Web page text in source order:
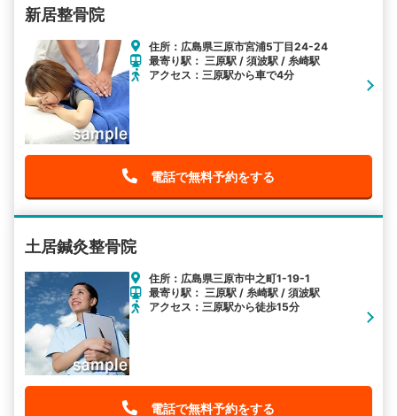
新居整骨院
住所：広島県三原市宮浦5丁目24-24
最寄り駅： 三原駅 / 須波駅 / 糸崎駅
アクセス：三原駅から車で4分
電話で無料予約をする
土居鍼灸整骨院
住所：広島県三原市中之町1-19-1
最寄り駅： 三原駅 / 糸崎駅 / 須波駅
アクセス：三原駅から徒歩15分
電話で無料予約をする